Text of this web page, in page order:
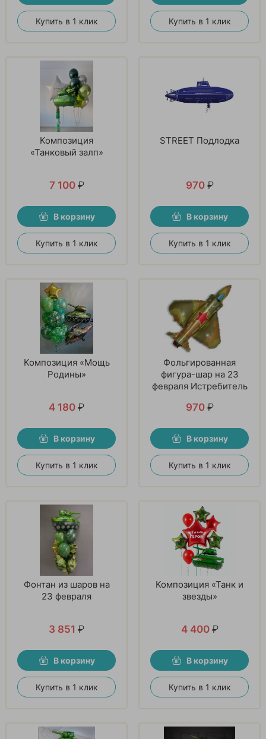
Купить в 1 клик Купить в 1 клик
Композиция
«Танковый залп»
7 100 ₽
В корзину
Купить в 1 клик
STREET Подлодка
970 ₽
В корзину
Купить в 1 клик
Композиция «Мощь
Родины»
4 180 ₽
В корзину
Купить в 1 клик
Фольгированная
фигура-шар на 23
февраля Истребитель
970 ₽
В корзину
Купить в 1 клик
Фонтан из шаров на
23 февраля
3 851 ₽
В корзину
Купить в 1 клик
Композиция «Танк и
звезды»
4 400 ₽
В корзину
Купить в 1 клик